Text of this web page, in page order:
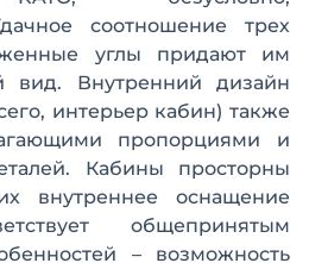
соотношение трех
углы придают им
Внутренний дизайн
интерьер кабин) также
пропорциями и
Кабины просторны
внутреннее оснащение
общепринятым
– возможность